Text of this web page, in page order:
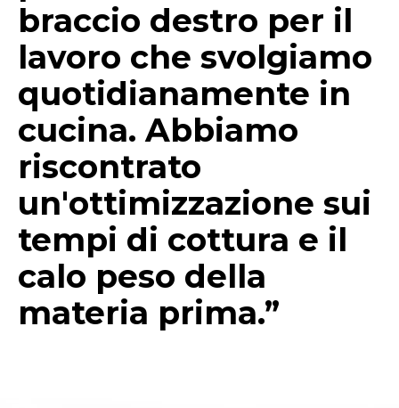
braccio destro per il
lavoro che svolgiamo
quotidianamente in
cucina. Abbiamo
riscontrato
un'ottimizzazione sui
tempi di cottura e il
calo peso della
materia prima.”